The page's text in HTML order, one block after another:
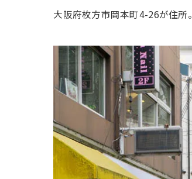
大阪府枚方市岡本町4-26が住所。